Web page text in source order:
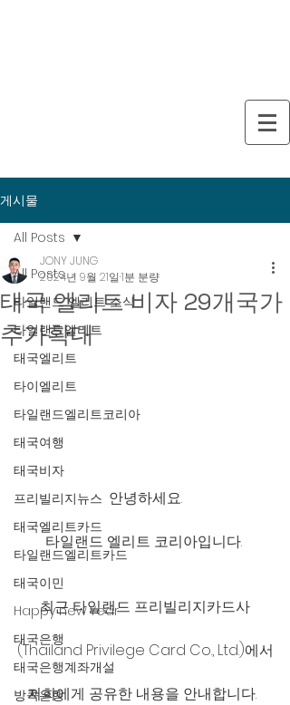
게시물
All Posts
타일랜드 엘리트 소식
타일랜드엘리트
태국엘리트
타이엘리트
타일랜드엘리트코리아
태국여행
태국비자
프리빌리지뉴스
태국엘리트카드
타일랜드엘리트카드
태국이민
Happy new Year
태국은행
태국은행계좌개설
방콕은행
All Posts
태국 엘리트 비자 29개국가
추가확대
JONY JUNG
2024년 9월 21일 1분 분량
안녕하세요.
타일랜드 엘리트 코리아입니다.
최근 타일랜드 프리빌리지카드사
(Thailand Privilege Card Co., Ltd.)에서
저희에게 공유한 내용을 안내합니다.